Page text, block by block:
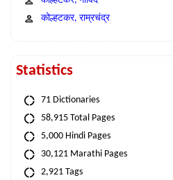
कोल्हटकर, राम्रचंद्र
Statistics
71 Dictionaries
58,915 Total Pages
5,000 Hindi Pages
30,121 Marathi Pages
2,921 Tags